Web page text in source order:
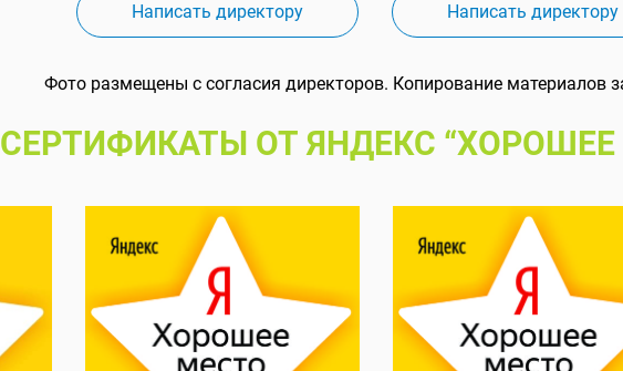
Написать директору Написать директору
Фото размещены с согласия директоров. Копирование материалов
СЕРТИФИКАТЫ ОТ ЯНДЕКС “ХОРОШЕЕ